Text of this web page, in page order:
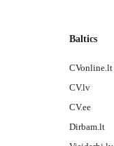
Baltics
CVonline.lt
CV.lv
CV.ee
Dirbam.lt